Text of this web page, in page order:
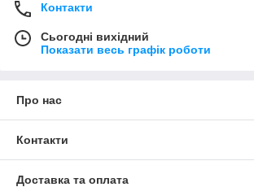
Контакти
Сьогодні вихідний
Показати весь графік роботи
Про нас
Контакти
Доставка та оплата